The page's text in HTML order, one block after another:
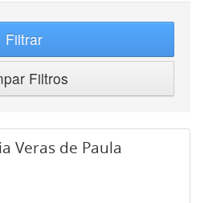
Filtrar
Filtros
Veras de Paula